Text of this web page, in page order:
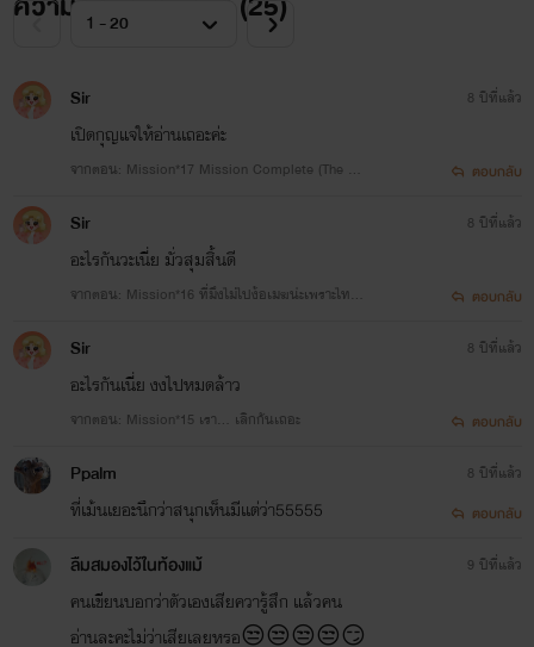
Sir
เปิดกุญแจให้อ่านเถอะค่ะ
จากตอน: Mission*17 Mission Complete (The En
8 ปีที่แล้ว
ตอบกลับ
Sir
อะไรกันวะเนี่ย มั่วสุมสิ้นดี
จากตอน: Mission*16 ที่มึงไม่ไปง้อเมฆน่ะเพราะไทม์งั้
8 ปีที่แล้ว
ตอบกลับ
Sir
อะไรกันเนี่ย งงไปหมดล้าว
จากตอน: Mission*15 เรา... เลิกกันเถอะ
8 ปีที่แล้ว
ตอบกลับ
Ppalm
ที่เม้นเยอะนึกว่าสนุกเห็นมีเเต่ว่า55555
8 ปีที่แล้ว
ตอบกลับ
ลืมสมองไว้ในท้องแม้
คนเขียนบอกว่าตัวเองเสียควารู้สึก แล้วคน
อ่านละคะไม่ว่าเสียเลยหรอ😒😒😒😒😏
9 ปีที่แล้ว